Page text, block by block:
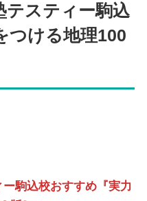
テスティー駒込
つける地理100
駒込校おすすめ『実力